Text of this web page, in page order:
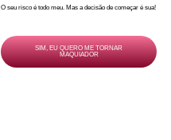
O seu risco é todo meu. Mas a decisão de começar é sua!
SIM, EU QUERO ME TORNAR
MAQUIADOR